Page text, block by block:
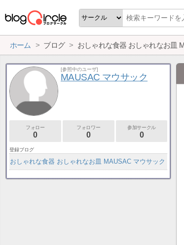
ホーム ブログ
[参照中のユーザ]
MAUSAC マウサック
フォロー
0
フォロワー
0
参加サークル
0
登録ブログ
おしゃれな食器 おしゃれなお皿 MAUSAC マウサック